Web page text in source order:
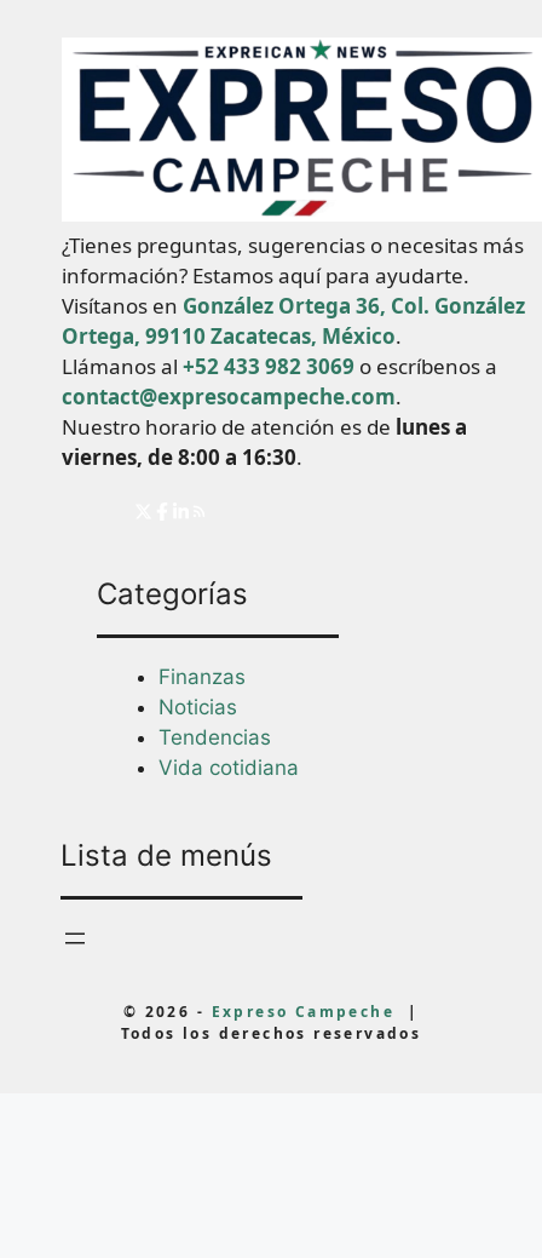
¿Tienes preguntas, sugerencias o necesitas más
información? Estamos aquí para ayudarte.
Visítanos en González Ortega 36, Col. González
Ortega, 99110 Zacatecas, México.
Llámanos al +52 433 982 3069 o escríbenos a
contact@expresocampeche.com.
Nuestro horario de atención es de lunes a
viernes, de 8:00 a 16:30.
Categorías
Finanzas
Noticias
Tendencias
Vida cotidiana
Lista de menús
© 2026 - Expreso Campeche
|
Todos los derechos reservados